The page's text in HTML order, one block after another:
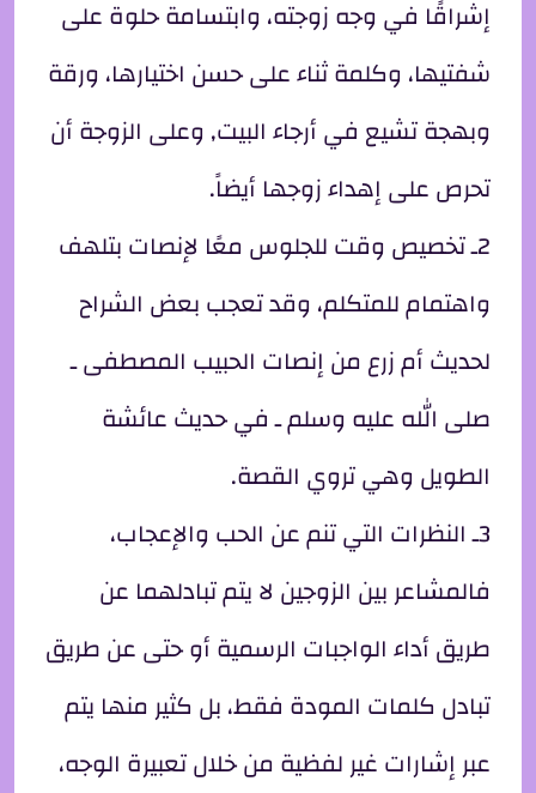
إشراقًا في وجه زوجته، وابتسامة حلوة على
شفتيها، وكلمة ثناء على حسن اختيارها، ورقة
وبهجة تشيع في أرجاء البيت, وعلى الزوجة أن
تحرص على إهداء زوجها أيضاً.
2ـ تخصيص وقت للجلوس معًا لإنصات بتلهف
واهتمام للمتكلم، وقد تعجب بعض الشراح
لحديث أم زرع من إنصات الحبيب المصطفى ـ
صلى الله عليه وسلم ـ في حديث عائشة
الطويل وهي تروي القصة.
3ـ النظرات التي تنم عن الحب والإعجاب،
فالمشاعر بين الزوجين لا يتم تبادلهما عن
طريق أداء الواجبات الرسمية أو حتى عن طريق
تبادل كلمات المودة فقط، بل كثير منها يتم
عبر إشارات غير لفظية من خلال تعبيرة الوجه،